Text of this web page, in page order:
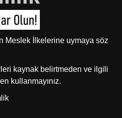
Meslek İlkelerine uymaya söz
kaynak belirtmeden ve ilgili
kullanmayınız.